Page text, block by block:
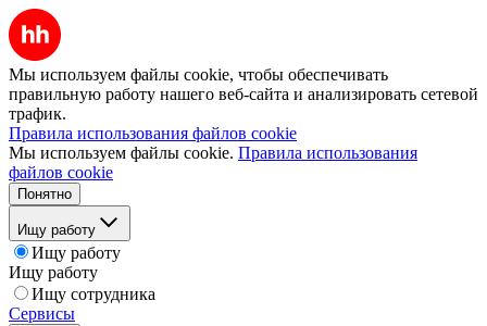
Мы используем файлы cookie, чтобы обеспечивать
правильную работу нашего веб-сайта и анализировать сетевой
трафик.
Правила использования файлов cookie
Мы используем файлы cookie. Правила использования
файлов cookie
Понятно
Ищу работу
Ищу работу
Ищу работу
Ищу сотрудника
Сервисы